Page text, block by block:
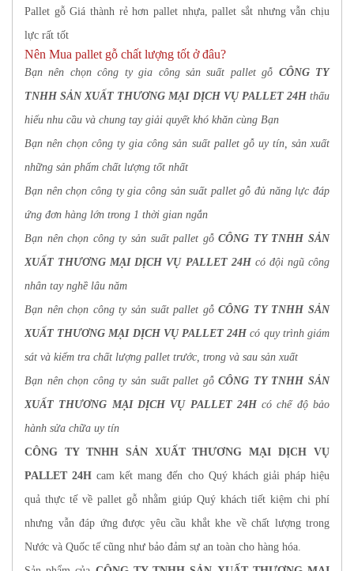
Pallet gỗ Giá thành rẻ hơn pallet nhựa, pallet sắt nhưng vẫn chịu
lực rất tốt
Nên Mua pallet gỗ chất lượng tốt ở đâu?
Bạn nên chọn công ty gia công sản suất pallet gỗ CÔNG TY
TNHH SẢN XUẤT THƯƠNG MẠI DỊCH VỤ PALLET 24Hthấu
hiểu nhu cầu và chung tay giải quyết khó khăn cùng Bạn
Bạn nên chọn công ty gia công sản suất pallet gỗ uy tín, sản xuất
những sản phẩm chất lượng tốt nhất
Bạn nên chọn công ty gia công sản suất pallet gỗ đủ năng lực đáp
ứng đơn hàng lớn trong 1 thời gian ngắn
Bạn nên chọn công ty sản suất pallet gỗCÔNG TY TNHH SẢN
XUẤT THƯƠNG MẠI DỊCH VỤ PALLET 24Hcó đội ngũ công
nhân tay nghề lâu năm
Bạn nên chọn công ty sản suất pallet gỗCÔNG TY TNHH SẢN
XUẤT THƯƠNG MẠI DỊCH VỤ PALLET 24H có quy trình giám
sát và kiểm tra chất lượng pallet trước, trong và sau sản xuất
Bạn nên chọn công ty sản suất pallet gỗCÔNG TY TNHH SẢN
XUẤT THƯƠNG MẠI DỊCH VỤ PALLET 24Hcó chế độ bảo
hành sửa chữa uy tín
CÔNG TY TNHH SẢN XUẤT THƯƠNG MẠI DỊCH VỤ
PALLET 24H cam kết mang đến cho Quý khách giải pháp hiệu
quả thực tế về pallet gỗ nhằm giúp Quý khách tiết kiệm chi phí
nhưng vẫn đáp ứng được yêu cầu khắt khe về chất lượng trong
Nước và Quốc tế cũng như bảo đảm sự an toàn cho hàng hóa.